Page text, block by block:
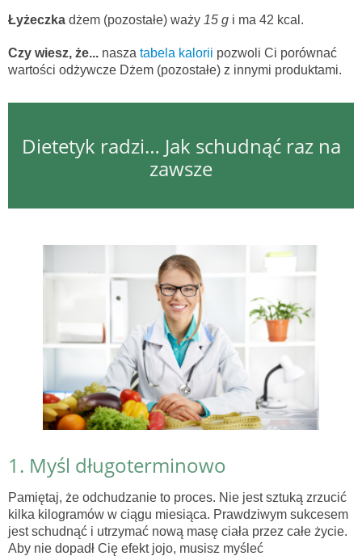
Łyżeczka dżem (pozostałe) waży 15 g i ma 42 kcal.
Czy wiesz, że... nasza tabela kalorii pozwoli Ci porównać
wartości odżywcze Dżem (pozostałe) z innymi produktami.
Dietetyk radzi… Jak schudnąć raz na
zawsze
1. Myśl długoterminowo
Pamiętaj, że odchudzanie to proces. Nie jest sztuką zrzucić
kilka kilogramów w ciągu miesiąca. Prawdziwym sukcesem
jest schudnąć i utrzymać nową masę ciała przez całe życie.
Aby nie dopadł Cię efekt jojo, musisz myśleć